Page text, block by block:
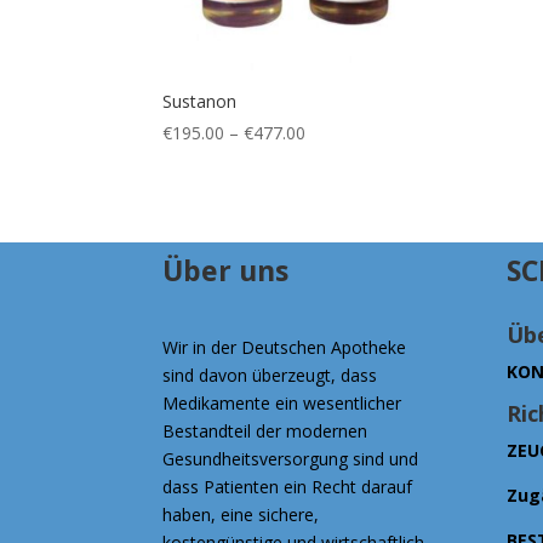
Sustanon
€195.00 –€477.00
Über uns
Wir in der Deutschen Apotheke
sind davon überzeugt, dass
Medikamente ein wesentlicher
Bestandteil der modernen
Gesundheitsversorgung sind und
dass Patienten ein Recht darauf
haben, eine sichere,